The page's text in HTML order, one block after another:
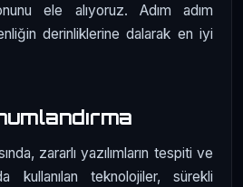
ele alıyoruz. Adım adım
derinliklerine dalarak en iyi
zararlı yazılımların tespiti ve
kullanılan teknolojiler, sürekli